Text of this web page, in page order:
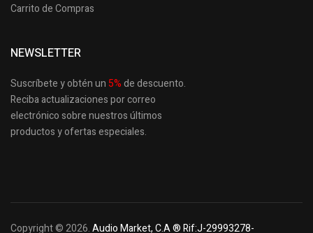
Carrito de Compras
NEWSLETTER
Suscríbete y obtén un 5%de descuento.
Reciba actualizaciones por correo
electrónico sobre nuestros últimos
productosy ofertas especiales.
Copyright © 2026.Audio Market, C.A ® Rif:J-29993278-